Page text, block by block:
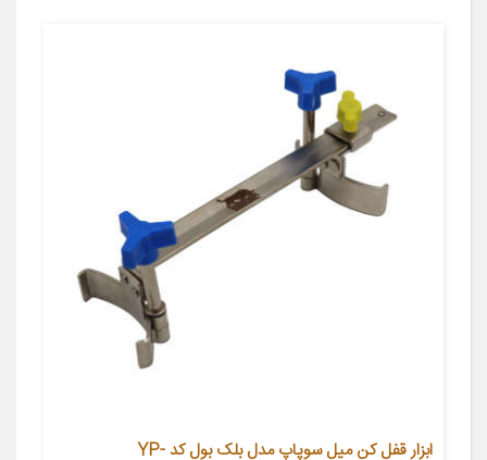
ابزار قفل کن میل سوپاپ مدل بلک بول کد YP-